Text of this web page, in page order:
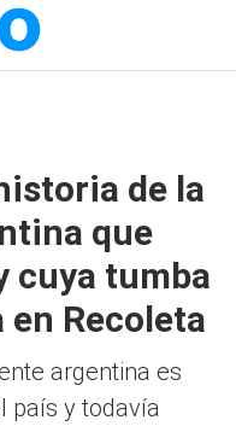
de la
que
cuya tumba
en Recoleta
argentina es
país y todavía